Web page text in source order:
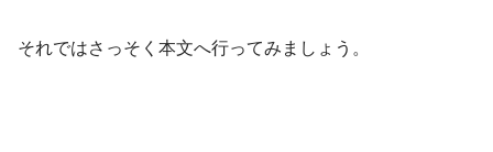
それではさっそく本文へ行ってみましょう。